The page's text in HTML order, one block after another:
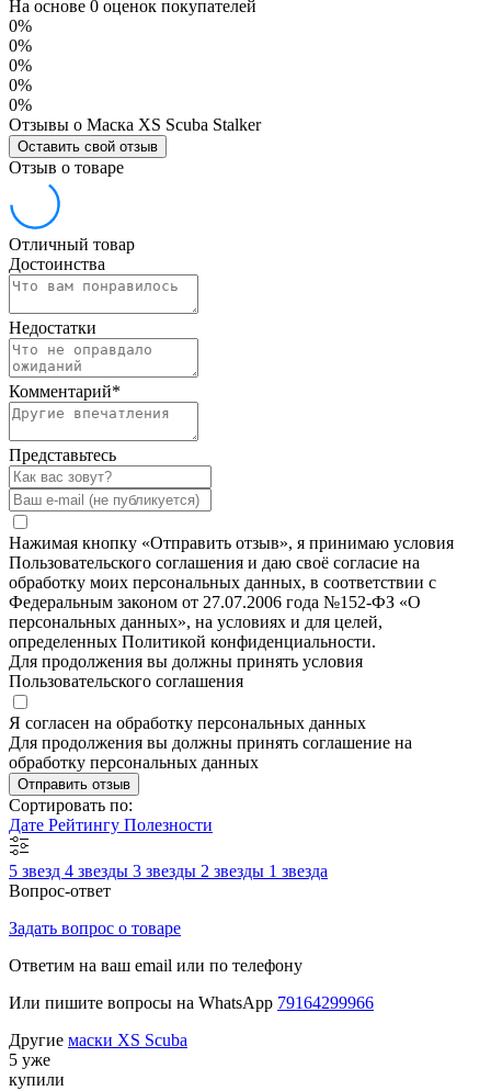
На основе 0 оценок покупателей
0%
0%
0%
0%
0%
Отзывы о Маска XS Scuba Stalker
Оставить свой отзыв
Отзыв о товаре
Отличный товар
Достоинства
Недостатки
Комментарий*
Представьтесь
Нажимая кнопку «Отправить отзыв», я принимаю условия
Пользовательского соглашения и даю своё согласие на
обработку моих персональных данных, в соответствии с
Федеральным законом от 27.07.2006 года №152-ФЗ «О
персональных данных», на условиях и для целей,
определенных Политикой конфиденциальности.
Для продолжения вы должны принять условия
Пользовательского соглашения
Я согласен на обработку персональных данных
Для продолжения вы должны принять соглашение на
обработку персональных данных
Отправить отзыв
Сортировать по:
Дате Рейтингу Полезности
5 звезд 4 звезды 3 звезды 2 звезды 1 звезда
Вопрос-ответ
Задать вопрос о товаре
Ответим на ваш email или по телефону
Или пишите вопросы на WhatsApp 79164299966
Другие маски XS Scuba
5 уже
купили